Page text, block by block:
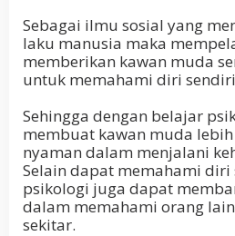
Sebagai ilmu sosial yang
laku manusia maka
memberikan kawan muda
untuk memahami diri
Sehingga dengan belajar
membuat kawan muda
nyaman dalam menjalani
Selain dapat memahami
psikologi juga dapat
dalam memahami orang
sekitar.